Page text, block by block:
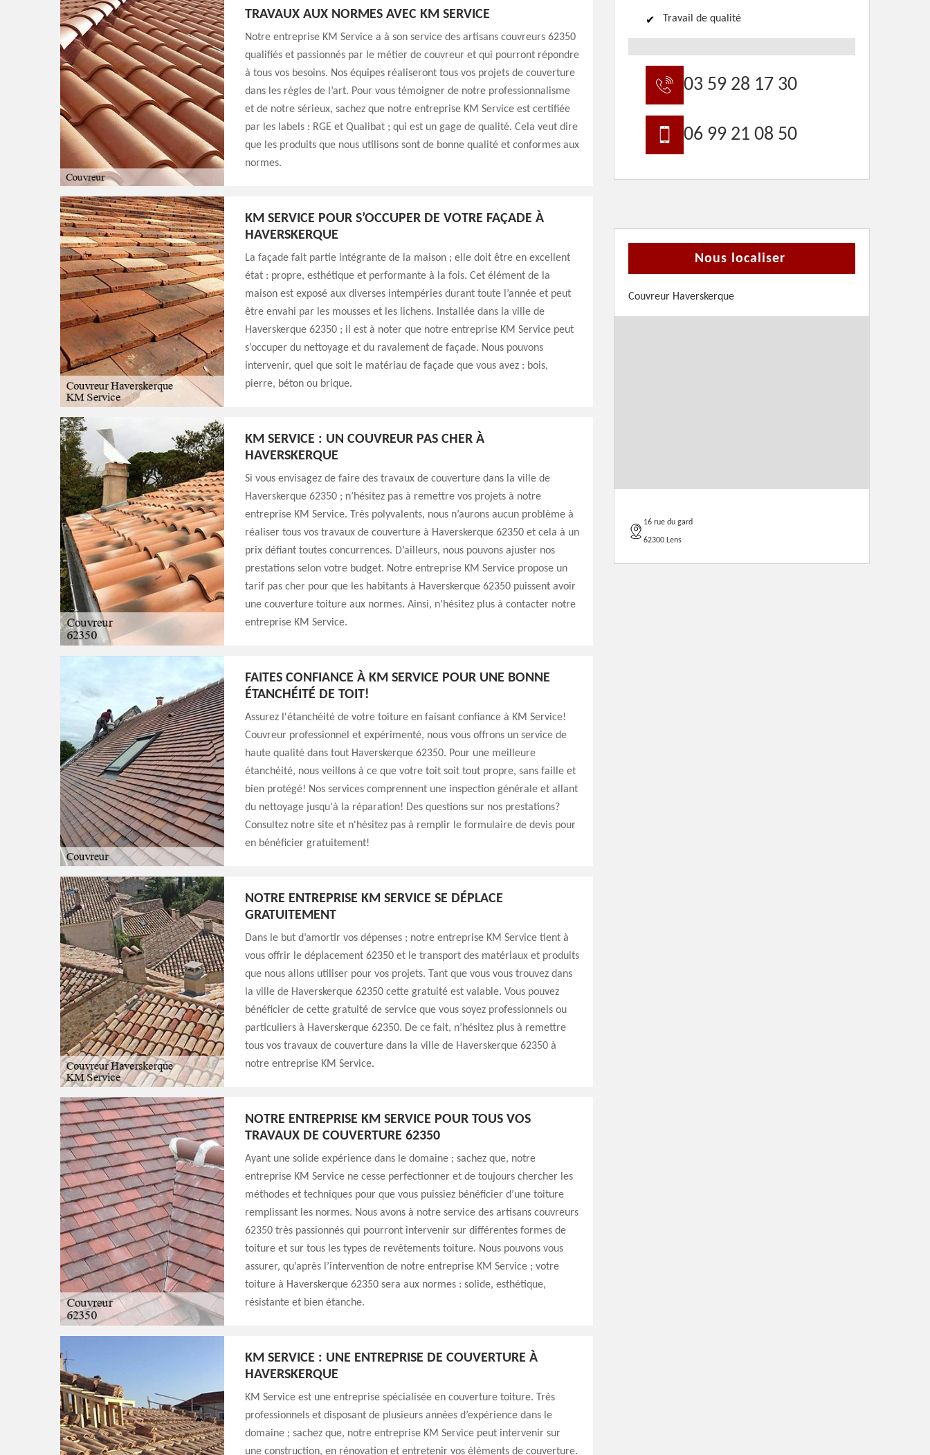
TRAVAUX AUX NORMES AVEC KM SERVICE
Notre entreprise KM Service a à son service des artisans couvreurs 62350
qualifiés et passionnés par le métier de couvreur et qui pourront répondre
à tous vos besoins. Nos équipes réaliseront tous vos projets de couverture
dans les règles de l’art. Pour vous témoigner de notre professionnalisme
et de notre sérieux, sachez que notre entreprise KM Service est certifiée
par les labels : RGE et Qualibat ; qui est un gage de qualité. Cela veut dire
que les produits que nous utilisons sont de bonne qualité et conformes aux
normes.
KM SERVICE POUR S’OCCUPER DE VOTRE FAÇADE À
HAVERSKERQUE
La façade fait partie intégrante de la maison ; elle doit être en excellent
état : propre, esthétique et performante à la fois. Cet élément de la
maison est exposé aux diverses intempéries durant toute l’année et peut
être envahi par les mousses et les lichens. Installée dans la ville de
Haverskerque 62350 ; il est à noter que notre entreprise KM Service peut
s’occuper du nettoyage et du ravalement de façade. Nous pouvons
intervenir, quel que soit le matériau de façade que vous avez : bois,
pierre, béton ou brique.
KM SERVICE : UN COUVREUR PAS CHER À
HAVERSKERQUE
Si vous envisagez de faire des travaux de couverture dans la ville de
Haverskerque 62350 ; n’hésitez pas à remettre vos projets à notre
entreprise KM Service. Très polyvalents, nous n’aurons aucun problème à
réaliser tous vos travaux de couverture à Haverskerque 62350 et cela à un
prix défiant toutes concurrences. D’ailleurs, nous pouvons ajuster nos
prestations selon votre budget. Notre entreprise KM Service propose un
tarif pas cher pour que les habitants à Haverskerque 62350 puissent avoir
une couverture toiture aux normes. Ainsi, n’hésitez plus à contacter notre
entreprise KM Service.
FAITES CONFIANCE À KM SERVICE POUR UNE BONNE
ÉTANCHÉITÉ DE TOIT!
Assurez l'étanchéité de votre toiture en faisant confiance à KM Service!
Couvreur professionnel et expérimenté, nous vous offrons un service de
haute qualité dans tout Haverskerque 62350. Pour une meilleure
étanchéité, nous veillons à ce que votre toit soit tout propre, sans faille et
bien protégé! Nos services comprennent une inspection générale et allant
du nettoyage jusqu'à la réparation! Des questions sur nos prestations?
Consultez notre site et n'hésitez pas à remplir le formulaire de devis pour
en bénéficier gratuitement!
NOTRE ENTREPRISE KM SERVICE SE DÉPLACE
GRATUITEMENT
Dans le but d’amortir vos dépenses ; notre entreprise KM Service tient à
vous offrir le déplacement 62350 et le transport des matériaux et produits
que nous allons utiliser pour vos projets. Tant que vous vous trouvez dans
la ville de Haverskerque 62350 cette gratuité est valable. Vous pouvez
bénéficier de cette gratuité de service que vous soyez professionnels ou
particuliers à Haverskerque 62350. De ce fait, n’hésitez plus à remettre
tous vos travaux de couverture dans la ville de Haverskerque 62350 à
notre entreprise KM Service.
NOTRE ENTREPRISE KM SERVICE POUR TOUS VOS
TRAVAUX DE COUVERTURE 62350
Ayant une solide expérience dans le domaine ; sachez que, notre
entreprise KM Service ne cesse perfectionner et de toujours chercher les
méthodes et techniques pour que vous puissiez bénéficier d’une toiture
remplissant les normes. Nous avons à notre service des artisans couvreurs
62350 très passionnés qui pourront intervenir sur différentes formes de
toiture et sur tous les types de revêtements toiture. Nous pouvons vous
assurer, qu’après l’intervention de notre entreprise KM Service ; votre
toiture à Haverskerque 62350 sera aux normes : solide, esthétique,
résistante et bien étanche.
KM SERVICE : UNE ENTREPRISE DE COUVERTURE À
HAVERSKERQUE
KM Service est une entreprise spécialisée en couverture toiture. Très
professionnels et disposant de plusieurs années d’expérience dans le
domaine ; sachez que, notre entreprise KM Service peut intervenir sur
une construction, en rénovation et entretenir vos éléments de couverture.
Travail de qualité
03 59 28 17 30
06 99 21 08 50
Nous localiser
Couvreur Haverskerque
16 rue du gard
62300 Lens